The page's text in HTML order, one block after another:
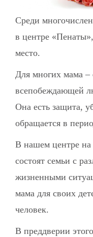
Среди
в центре
место.
Для многих мама –
всепобеждающей
Она есть защита,
обращается в
В нашем центре на
состоят семьи с
жизненными
мама для своих
человек.
В преддверии